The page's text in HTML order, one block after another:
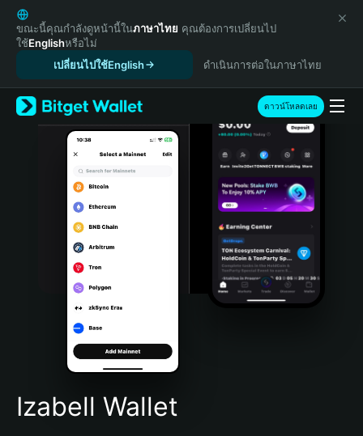
English
日本語
Tiếng Việt
Español (Latinoamérica)
Türkçe
Italiano
Português (Portugal)
Bahasa Indonesia
Português (Brasil)
Español (Argentina)
ขณะนี้คุณกำลังดูหน้านี้ในภาษาไทย คุณต้องการเปลี่ยนไป
ใช้Englishหรือไม่
เปลี่ยนไปใช้English
ดำเนินการต่อในภาษาไทย
ดาวน์โหลดเลย
Izabell Wallet